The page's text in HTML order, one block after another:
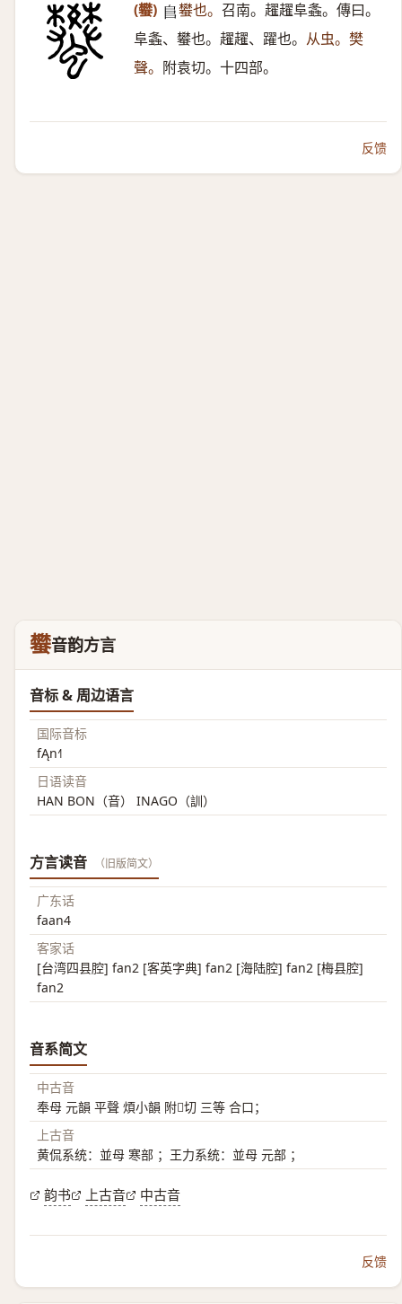
(蠜) 𨸏蠜也。 召南。趯趯阜螽。傳曰。
阜螽、蠜也。趯趯、躍也。 从虫。樊
聲。 附袁切。十四部。
反馈
蠜音韵方言
音标 & 周边语言
国际音标
fĄn˧˥
日语读音
HAN BON（音） INAGO（訓）
方言读音 （旧版简文）
广东话
faan4
客家话
[台湾四县腔] fan2 [客英字典] fan2 [海陆腔] fan2 [梅县腔]
fan2
音系简文
中古音
奉母 元韻 平聲 煩小韻 附𡋡切 三等 合口；
上古音
黄侃系统：並母 寒部 ；王力系统：並母 元部 ；
韵书 上古音 中古音
反馈